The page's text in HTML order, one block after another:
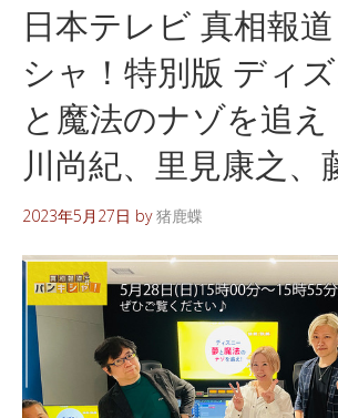
日本テレビ 真相報
シャ！特別版 ディ
と魔法のナゾを追え
川尚紀、里見康之、
2023年5月27日 by猪鹿蝶